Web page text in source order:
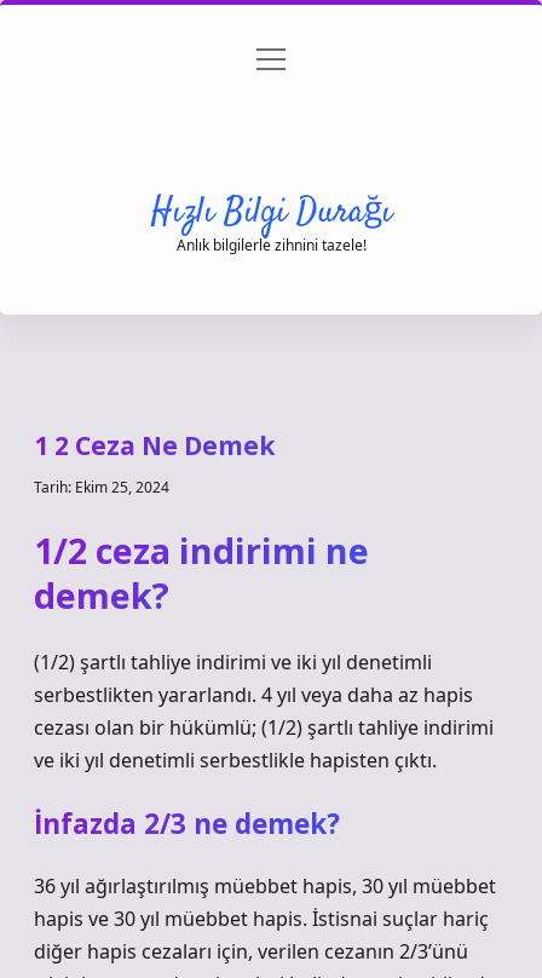
Gizlilik Politikası
menüyü
Hızlı Bilgi Durağı
Anlık bilgilerle zihnini tazele!
1 2 Ceza Ne Demek
Tarih: Ekim 25, 2024
1/2 ceza indirimi ne
demek?
(1/2) şartlı tahliye indirimi ve iki yıl denetimli
serbestlikten yararlandı. 4 yıl veya daha az hapis
cezası olan bir hükümlü; (1/2) şartlı tahliye indirimi
ve iki yıl denetimli serbestlikle hapisten çıktı.
İnfazda 2/3 ne demek?
36 yıl ağırlaştırılmış müebbet hapis, 30 yıl müebbet
hapis ve 30 yıl müebbet hapis. İstisnai suçlar hariç
diğer hapis cezaları için, verilen cezanın 2/3’ünü